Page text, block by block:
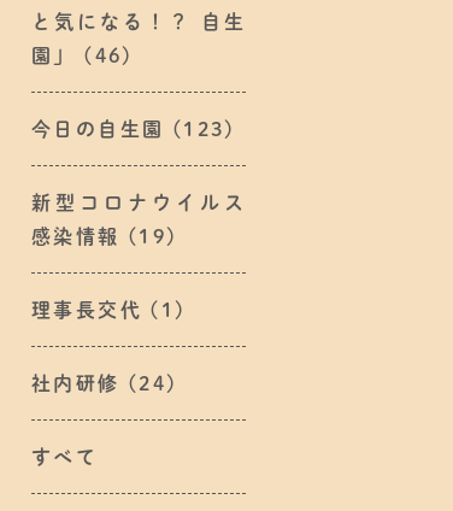
と気になる！？ 自生
園」
(46)
今日の自生園 (123)
新型コロナウイルス
感染情報
(19)
理事長交代 (1)
社内研修 (24)
すべて